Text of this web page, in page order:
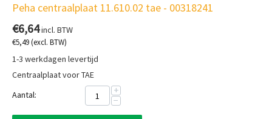
Peha centraalplaat 11.610.02 tae - 00318241
€6,64incl. BTW
€5,49(excl. BTW)
1-3 werkdagen levertijd
Centraalplaat voor TAE
Aantal:
+
−